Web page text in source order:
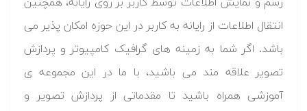
انتقال اطلاعات از رایانه به کاربر در این حوزه امکان پذیر می
باشد. اگر شما به زمینه های گرافیک کامپیوتر و پردازش
تصویر علاقه مند می باشید، با ما در این مجموعه ی
آموزشی همراه باشید تا مقدماتی از پردازش تصویر و